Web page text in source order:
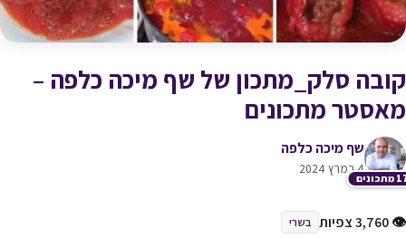
קובה סלק_מתכון של שף מיכה כלפה –
מאסטר מתכונים
שף מיכה כלפה
4 במרץ 2024
👁 3,760 צפיות בשרי